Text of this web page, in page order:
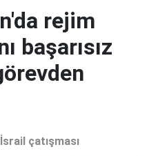
rejim
başarısız
çatışması